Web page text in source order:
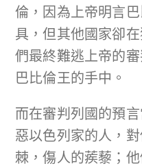
倫，因為上帝明言
具，但其他國家卻
們最終難逃上帝的
巴比倫王的手中。
而在審判列國的預
惡以色列家的人，
棘，傷人的蒺藜；